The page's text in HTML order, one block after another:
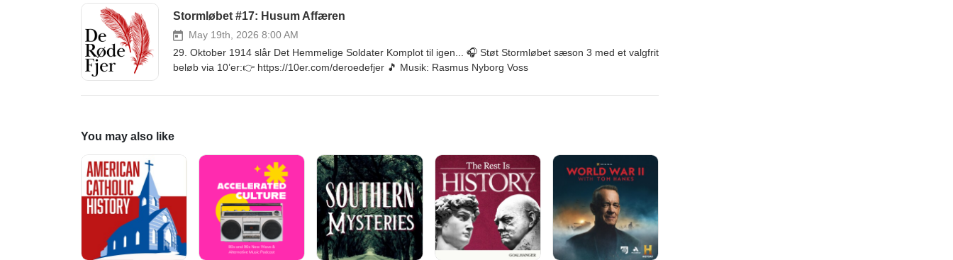
Stormløbet #17: Husum Affæren
May 19th, 2026 8:00 AM
29. Oktober 1914 slår Det Hemmelige Soldater Komplot til igen... 🎧 Støt Stormløbet sæson 3 med et valgfrit
beløb via 10’er:👉 https://10er.com/deroedefjer 🎵 Musik: Rasmus Nyborg Voss
You may also like